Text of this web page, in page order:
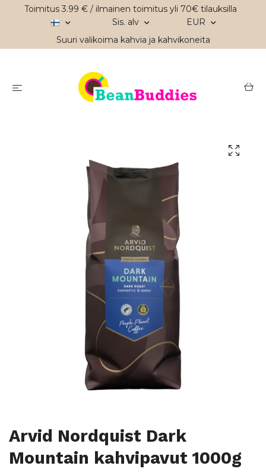
Toimitus 3.99 € / ilmainen toimitus yli 70€ tilauksilla
Sis. alv
EUR
Suuri valikoima kahvia ja kahvikoneita
Arvid Nordquist Dark
Mountain kahvipavut 1000g